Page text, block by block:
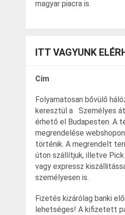
magyar piacra is.
ITT VAGYUNK
Cím
Folyamatosan bővülő
keresztül a Személyes
érhető el Budapesten. A
megrendelése
történik. A megrendelt
úton szállítjuk, illetve
vagy expressz
személyesen is.
Fizetés kizárólag banki
lehetséges! A kifizetett